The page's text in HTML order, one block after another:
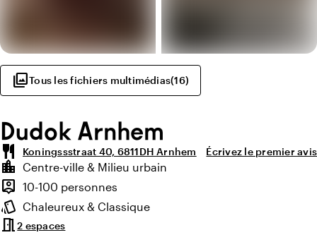
photo_libraryTous les fichiers multimédias(16)
Dudok Arnhem
restaurant Koningssstraat 40, 6811DH Arnhem Écrivez le premier avis
Points forts
location_city
Environnement
Centre-ville & Milieu urbain
person_pin
Capacité
10-100 personnes
style
Ambiance
Chaleureux & Classique
meeting_room2 espaces